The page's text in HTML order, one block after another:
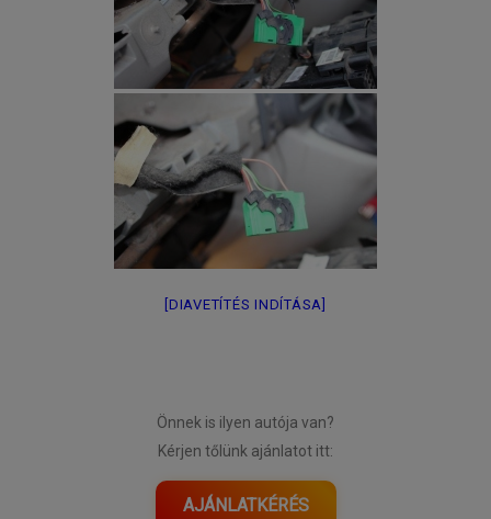
[DIAVETÍTÉS INDÍTÁSA]
Önnek is ilyen autója van?
Kérjen tőlünk ajánlatot itt:
AJÁNLATKÉRÉS